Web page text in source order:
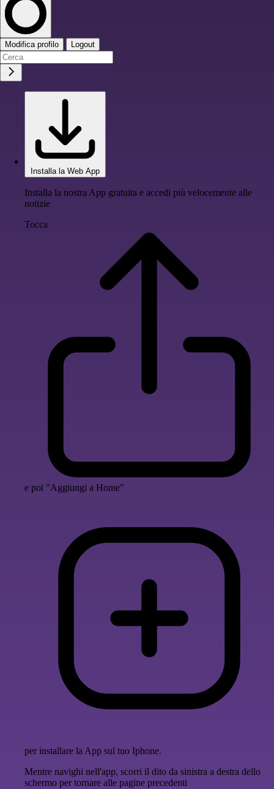
Modifica profilo Logout
Installa la Web App
Installa la nostra App gratuita e accedi più velocemente alle
notizie
Tocca
e poi "Aggiungi a Home"
per installare la App sul tuo Iphone.
Mentre navighi nell'app, scorri il dito da sinistra a destra dello
schermo per tornare alle pagine precedenti